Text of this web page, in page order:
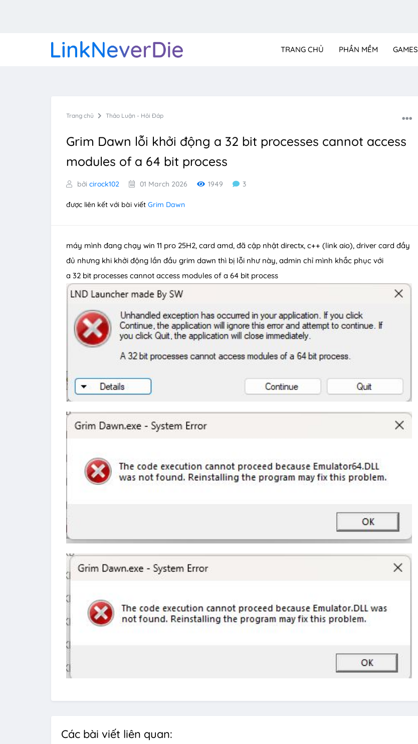
TRANG CHỦ PHẦN MỀM GAMES
Trang chủ Thảo Luận - Hỏi Đáp
Grim Dawn lỗi khởi động a 32 bit processes cannot access
modules of a 64 bit process
bởi cirock102 01 March 2026 1949 3
được liên kết với bài viết Grim Dawn
máy mình đang chạy win 11 pro 25H2, card amd, đã cập nhật directx, c++ (link aio), driver card đầy
đủ nhưng khi khởi động lần đầu grim dawn thì bị lỗi như này, admin chỉ mình khắc phục với
a 32 bit processes cannot access modules of a 64 bit process
Các bài viết liên quan: